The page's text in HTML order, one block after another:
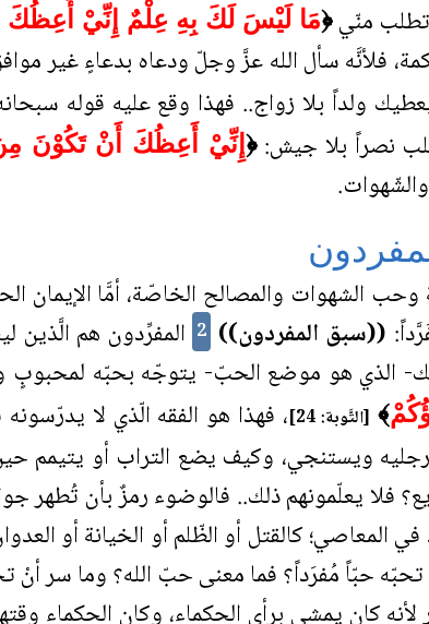
تطلب منّي ﴿مَا لَيْسَ لَكَ بِهِ عِلْمٌ إِنِّيْ أَعِظُكَ
فلأنَّه سأل الله عزَّ وجلّ ودعاه بدعاءٍ غير
ولداً بلا زواج.. فهذا وقع عليه قوله
نصراً بلا جيش:﴿ إِنِّيْ أَعِظُكَ أَنْ تَكُوْنَ
والشّهوات.
وحب الشهوات والمصالح الخاصّة، أمَّا الإيمان
((سبق المفردون)) 2 المفرِّدون هم
الذي هو موضع الحبّ- يتوجّه بحبّه لمحبوبٍ
﴾ [التَّوبة: 24]
، فهذا هو الفقه الّذي لا
ويستنجي، وكيف يضع التراب أو يتيمم حين
فلا يعلّمونهم ذلك.. فالوضوء رمزٌ بأن تُطهر
كالقتل أو الظّلم أو الخيانة أو
حبّاً مُفرَداً؟ فما معنى حبّ الله؟ وما سر أنْ
لأنه كان يمشي برأي الحكماء، وكان